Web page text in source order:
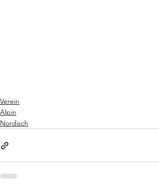
Verein
Alpin
Nordisch